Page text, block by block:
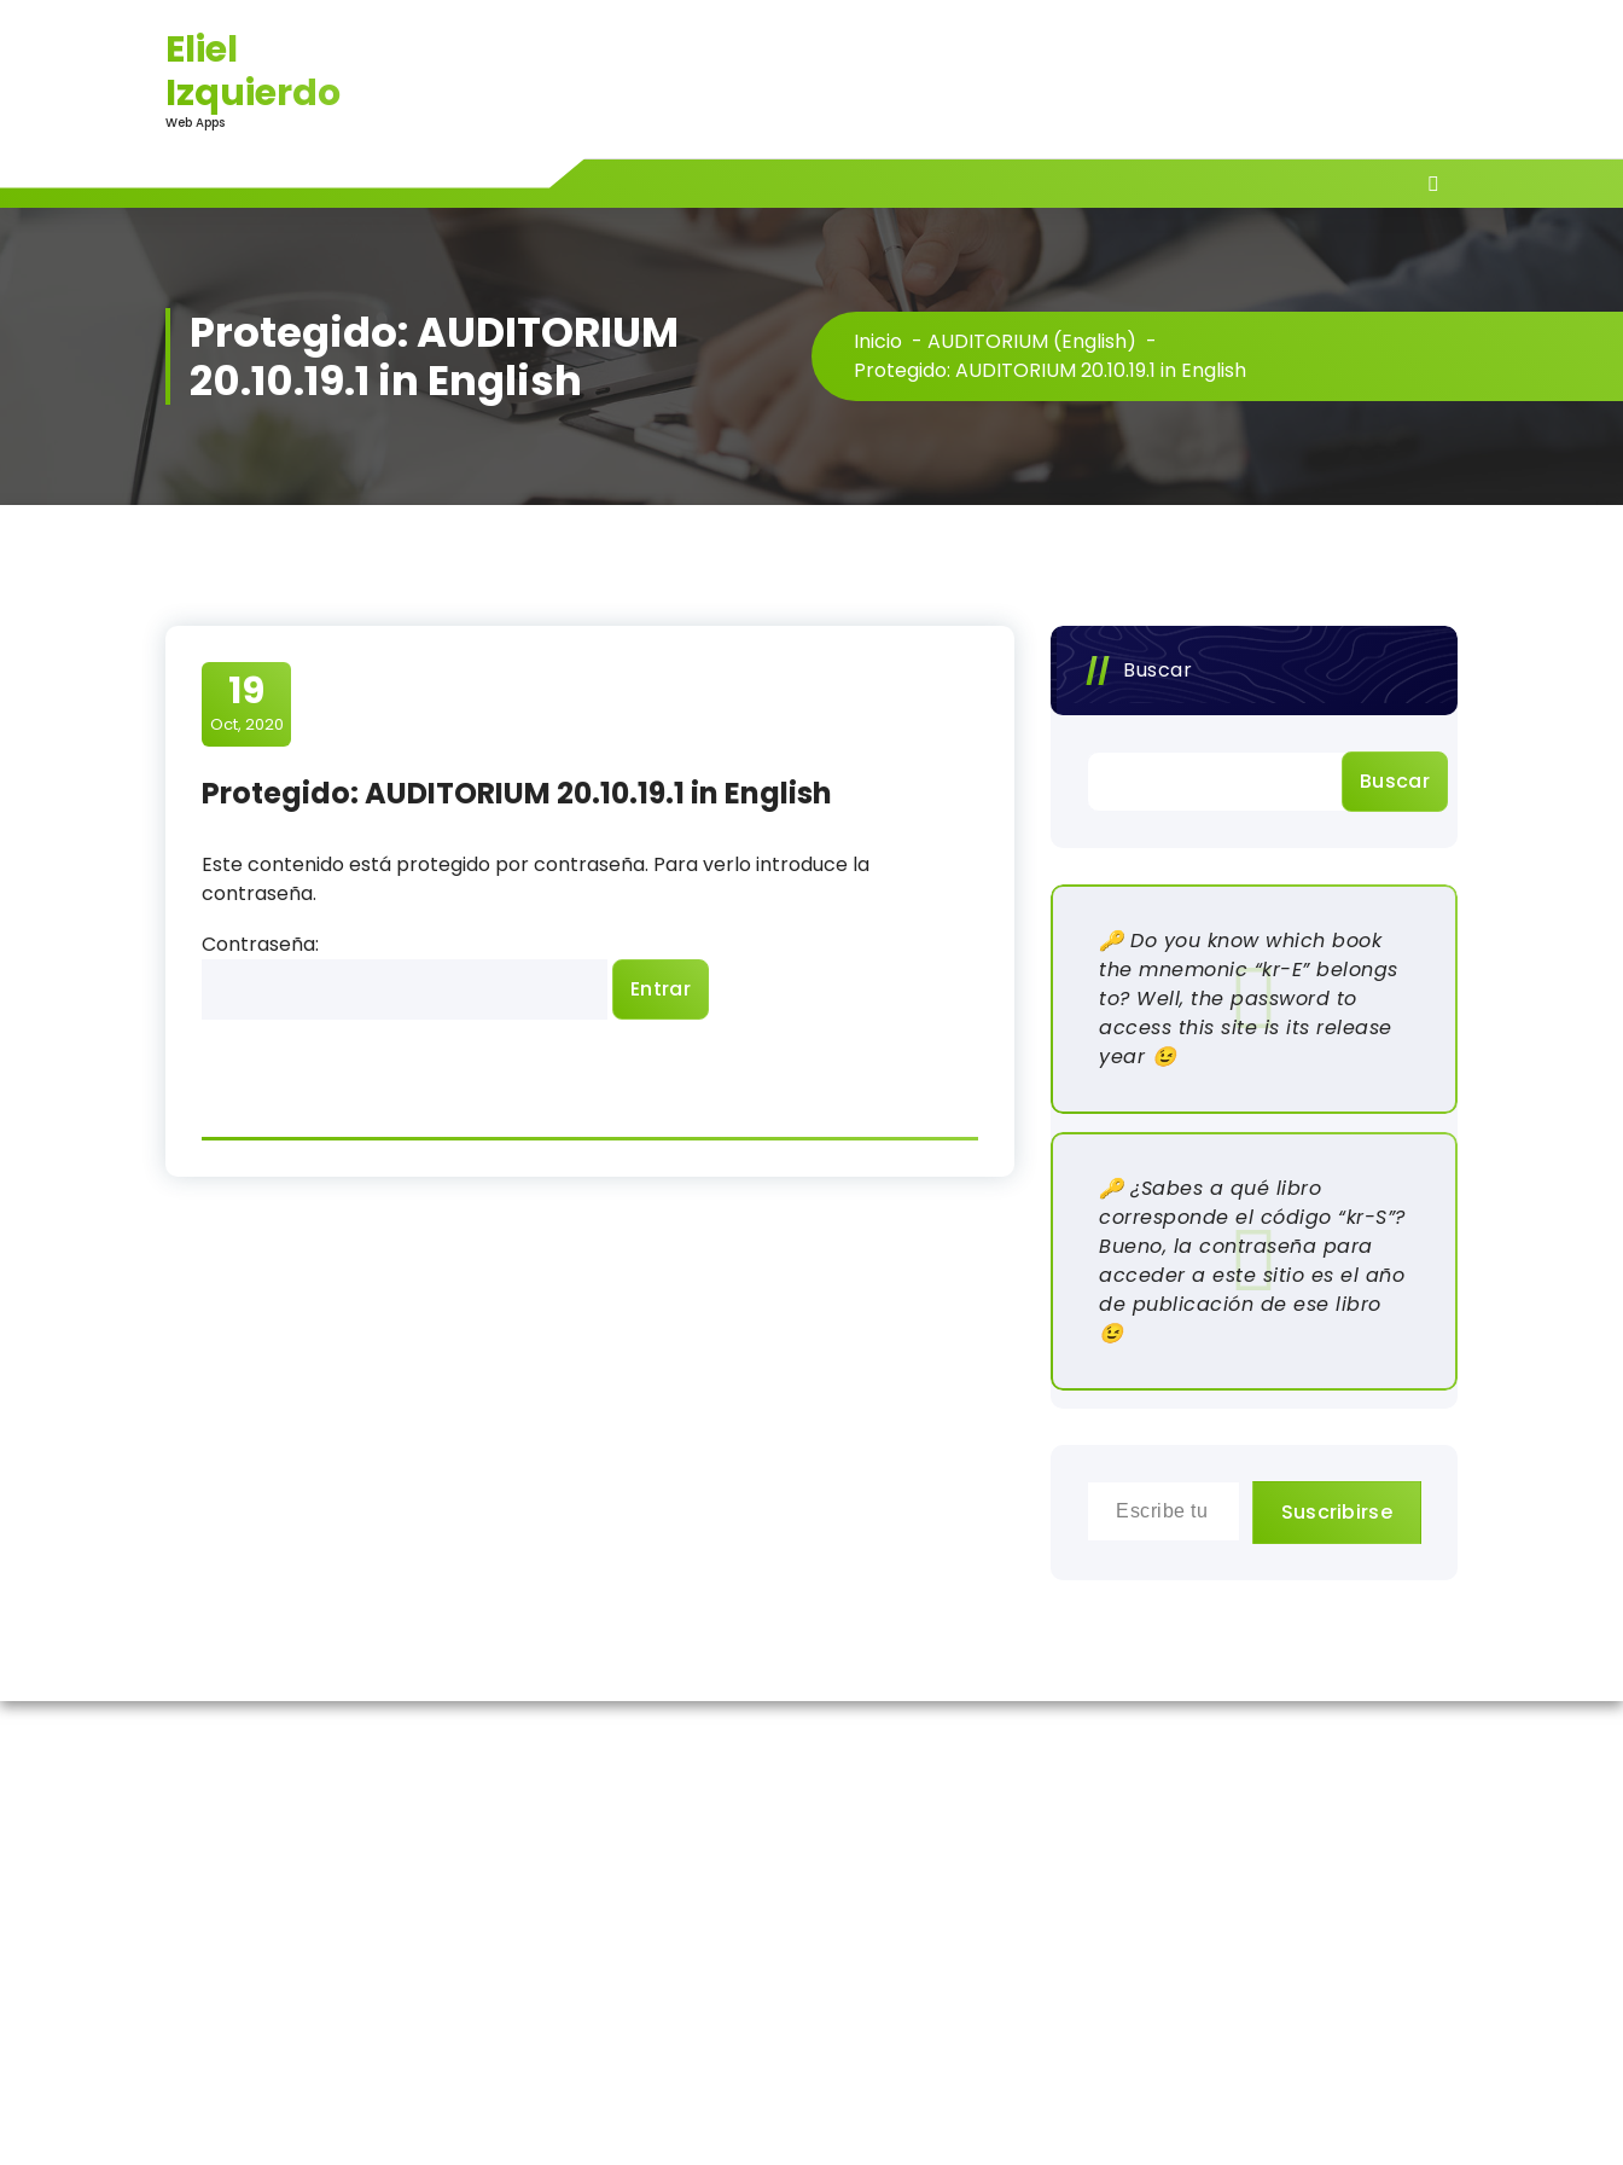
Eliel
Izquierdo
Web Apps
Protegido: AUDITORIUM
20.10.19.1 in English
Inicio - AUDITORIUM (English) -
Protegido: AUDITORIUM 20.10.19.1 in English
19
Oct, 2020
Protegido: AUDITORIUM 20.10.19.1 in English
Este contenido está protegido por contraseña. Para verlo introduce la
contraseña.
Contraseña:
Buscar
Buscar
🔑 Do you know which book
the mnemonic “kr-E” belongs
to? Well, the password to
access this site is its release
year 😉
🔑 ¿Sabes a qué libro
corresponde el código “kr-S”?
Bueno, la contraseña para
acceder a este sitio es el año
de publicación de ese libro
😉
Suscribirse